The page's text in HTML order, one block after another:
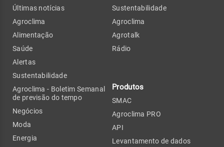
Últimas notícias
Agroclima
Alimentação
Saúde
Alertas
Sustentabilidade
Agroclima - Boletim Semanal
de previsão do tempo
Negócios
Moda
Energia
Sustentabilidade
Agroclima
Agrotalk
Rádio
Produtos
SMAC
Agroclima PRO
API
Levantamento de dados